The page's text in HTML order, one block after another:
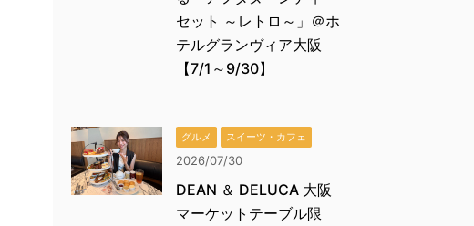
セット ～レトロ～」＠ホ
テルグランヴィア大阪
【7/1～9/30】
グルメ スイーツ・カフェ
2026/07/30
DEAN ＆ DELUCA 大阪
マーケットテーブル限